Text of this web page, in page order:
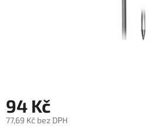
94 Kč
77,69 Kč bez DPH